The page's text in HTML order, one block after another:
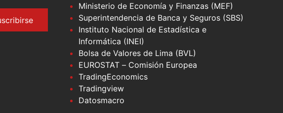
Ministerio de Economía y Finanzas (MEF)
Superintendencia de Banca y Seguros (SBS)
Instituto Nacional de Estadística e
Informática (INEI)
Bolsa de Valores de Lima (BVL)
EUROSTAT – Comisión Europea
TradingEconomics
Tradingview
Datosmacro